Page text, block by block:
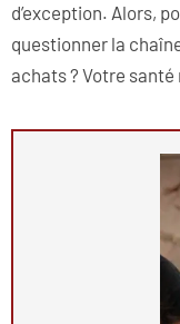
d’exception. Alors,
questionner la
achats ? Votre santé